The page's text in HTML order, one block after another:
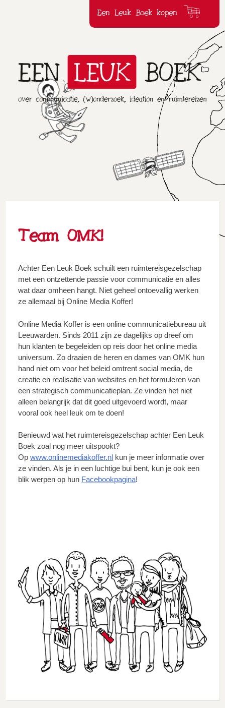
Een Leuk Boek kopen
Een
Leuk
Boek
over
communicatie,
(w)onderzoek,ideation
Team OMK!
Achter Een Leuk Boek schuilt een ruimtereisgezelschap
met een ontzettende passie voor communicatie en alles
wat daar omheen hangt. Niet geheel ontoevallig werken
ze allemaal bij Online Media Koffer!
Online Media Koffer is een online communicatiebureau uit
Leeuwarden. Sinds 2011 zijn ze dagelijks op dreef om
hun klanten te begeleiden op reis door het online media
universum. Zo draaien de heren en dames van OMK hun
hand niet om voor het beleid omtrent social media, de
creatie en realisatie van websites en het formuleren van
een strategisch communicatieplan. Ze vinden het niet
alleen belangrijk dat dit goed uitgevoerd wordt, maar
vooral ook heel leuk om te doen!
Benieuwd wat het ruimtereisgezelschap achter Een Leuk
Boek zoal nog meer uitspookt?
Opwww.onlinemediakoffer.nl kun je meer informatie over
ze vinden. Als je in een luchtige bui bent, kun je ook een
blik werpen op hun Facebookpagina!